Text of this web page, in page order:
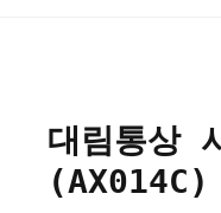
대림통상
(AX014C)